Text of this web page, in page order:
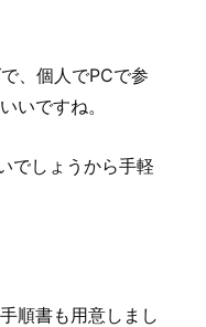
、個人でPCで参
いですね。
でしょうから手軽
順書も用意しまし